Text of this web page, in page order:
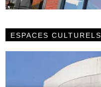
ESPACES CULTURELS